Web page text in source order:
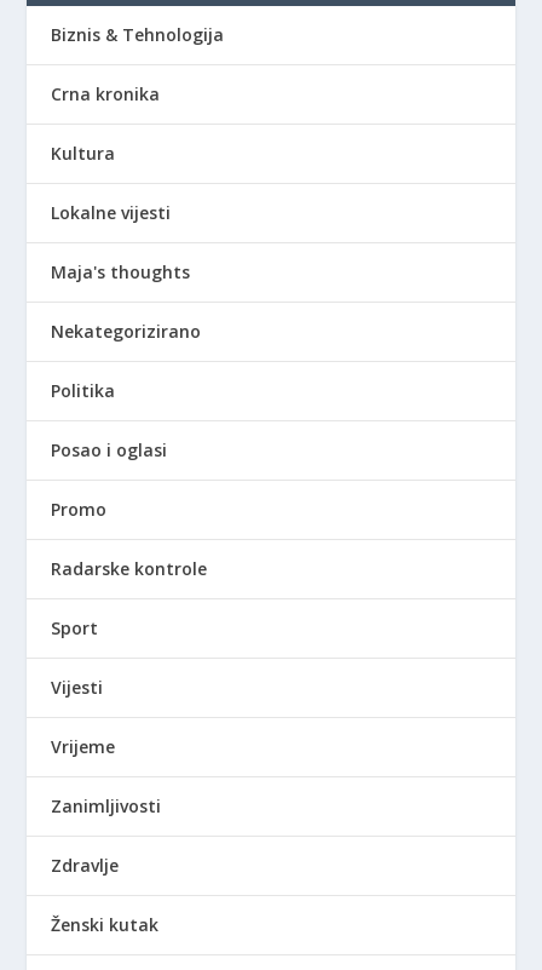
Biznis & Tehnologija
Crna kronika
Kultura
Lokalne vijesti
Maja's thoughts
Nekategorizirano
Politika
Posao i oglasi
Promo
Radarske kontrole
Sport
Vijesti
Vrijeme
Zanimljivosti
Zdravlje
Ženski kutak